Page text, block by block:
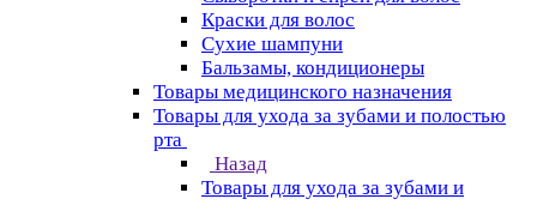
Краски для волос
Сухие шампуни
Бальзамы, кондиционеры
Товары медицинского назначения
Товары для ухода за зубами и полостью
рта
Назад
Товары для ухода за зубами и